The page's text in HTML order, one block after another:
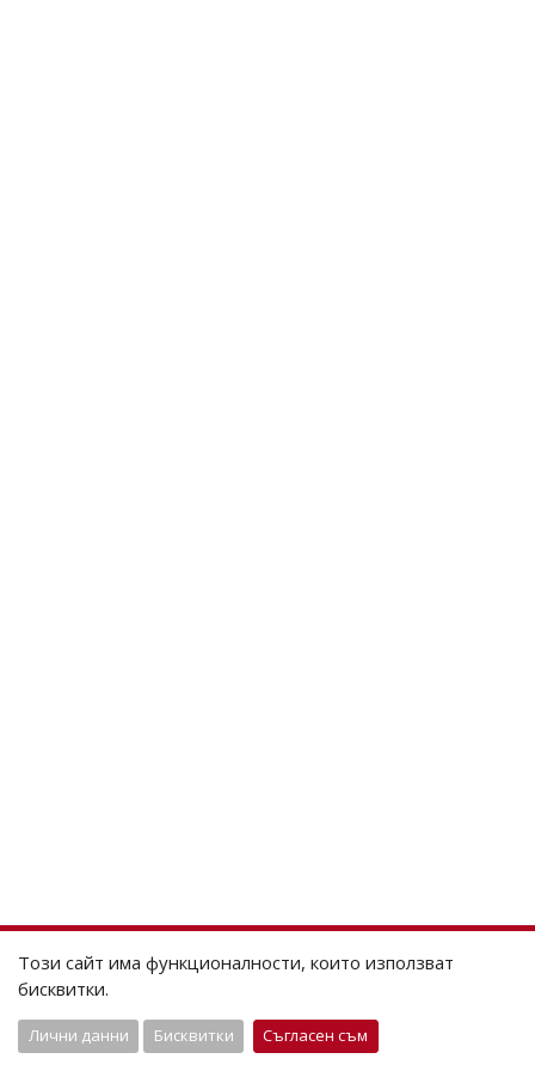
Този сайт има функционалности, които използват
бисквитки.
Лични данни Бисквитки Съгласен съм